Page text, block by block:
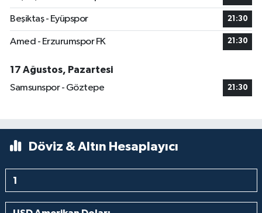
Beşiktaş - Eyüpspor 21:30
Amed - Erzurumspor FK 21:30
17 Ağustos, Pazartesi
Samsunspor - Göztepe
21:30
Döviz & Altın Hesaplayıcı